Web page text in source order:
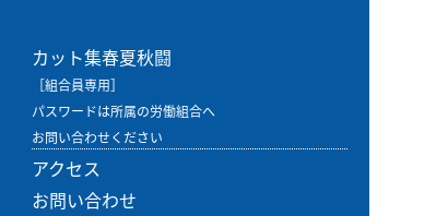
カット集春夏秋闘
［組合員専用］
パスワードは所属の労働組合へ
お問い合わせください
アクセス
お問い合わせ